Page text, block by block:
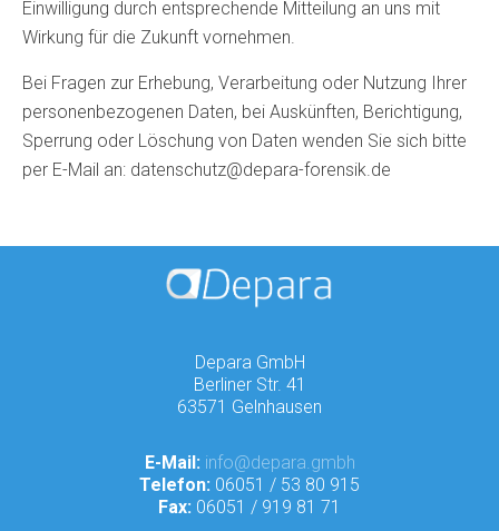
Einwilligung durch entsprechende Mitteilung an uns mit
Wirkung für die Zukunft vornehmen.
Bei Fragen zur Erhebung, Verarbeitung oder Nutzung Ihrer
personenbezogenen Daten, bei Auskünften, Berichtigung,
Sperrung oder Löschung von Daten wenden Sie sich bitte
per E-Mail an: datenschutz@depara-forensik.de
Depara GmbH
Berliner Str. 41
63571 Gelnhausen
E-Mail: info@depara.gmbh
Telefon: 06051 / 53 80 915
Fax: 06051 / 919 81 71